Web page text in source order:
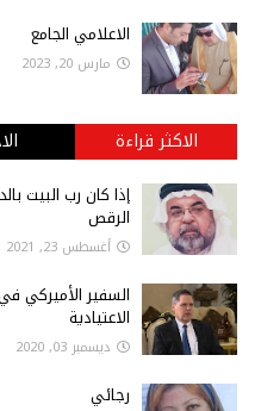
الاعلامي الجامع
مارس 20, 2023
الاكثر قراءة
إذا كان رب البيت
الرقص
أغسطس 23, 2021
السفير الأميركي
الاعتيادية
ديسمبر 03, 2020
رجائي